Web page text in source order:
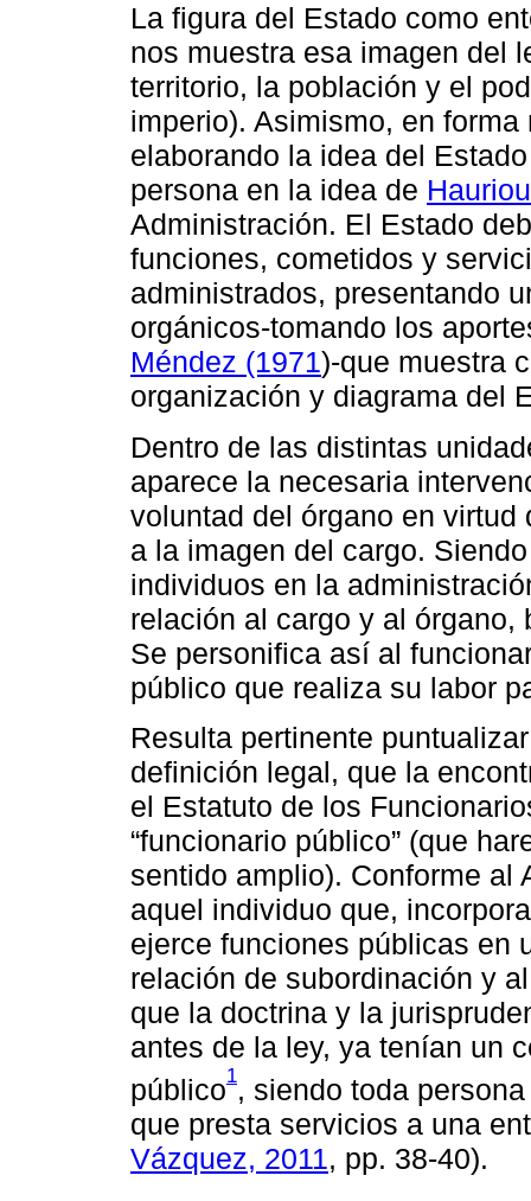
La figura del Estado como
nos muestra esa imagen del
territorio, la población y el
imperio). Asimismo, en
elaborando la idea del
persona en la idea de
Administración. El Estado
funciones, cometidos y
administrados, presentando
orgánicos-tomando los
Méndez (1971)-que muestra
organización y diagrama del
Dentro de las distintas
aparece la necesaria
voluntad del órgano en
a la imagen del cargo.
individuos en la
relación al cargo y al
Se personifica así al
público que realiza su labor
Resulta pertinente
definición legal, que la
el Estatuto de los
“funcionario público” (que
sentido amplio). Conforme al
aquel individuo que,
ejerce funciones públicas en
relación de subordinación y
que la doctrina y la
antes de la ley, ya tenían un
público1, siendo toda
que presta servicios a una
Vázquez, 2011, pp. 38-40).